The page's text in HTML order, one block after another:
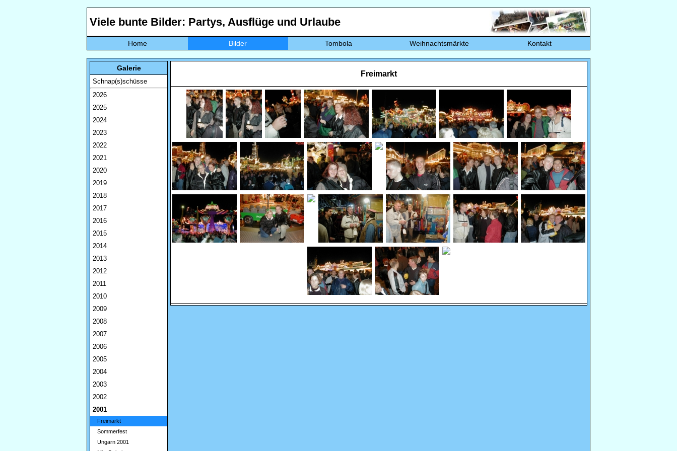
Viele bunte Bilder: Partys, Ausflüge und Urlaube
Home Bilder Tombola Weihnachtsmärkte Kontakt
Galerie
Schnap(s)schüsse
2026
2025
2024
2023
2022
2021
2020
2019
2018
2017
2016
2015
2014
2013
2012
2011
2010
2009
2008
2007
2006
2005
2004
2003
2002
2001
Freimarkt
Sommerfest
Ungarn 2001
Freimarkt